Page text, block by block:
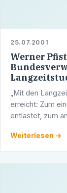
25.07.2001
Werner
„Mit den
erreicht: Zum
entlastet, zum
Weiterlesen →